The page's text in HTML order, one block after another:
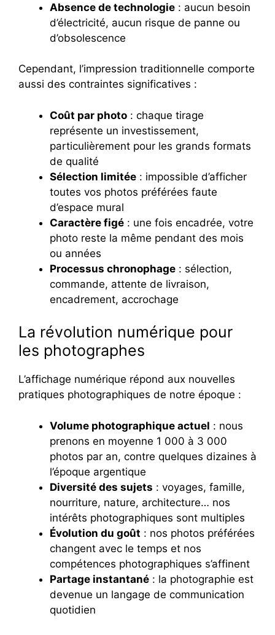
Absence de technologie : aucun besoin
d’électricité, aucun risque de panne ou
d’obsolescence
Cependant, l’impression traditionnelle comporte
aussi des contraintes significatives :
Coût par photo : chaque tirage
représente un investissement,
particulièrement pour les grands formats
de qualité
Sélection limitée : impossible d’afficher
toutes vos photos préférées faute
d’espace mural
Caractère figé : une fois encadrée, votre
photo reste la même pendant des mois
ou années
Processus chronophage : sélection,
commande, attente de livraison,
encadrement, accrochage
La révolution numérique pour
les photographes
L’affichage numérique répond aux nouvelles
pratiques photographiques de notre époque :
Volume photographique actuel : nous
prenons en moyenne 1 000 à 3 000
photos par an, contre quelques dizaines à
l’époque argentique
Diversité des sujets : voyages, famille,
nourriture, nature, architecture… nos
intérêts photographiques sont multiples
Évolution du goût : nos photos préférées
changent avec le temps et nos
compétences photographiques s’affinent
Partage instantané : la photographie est
devenue un langage de communication
quotidien